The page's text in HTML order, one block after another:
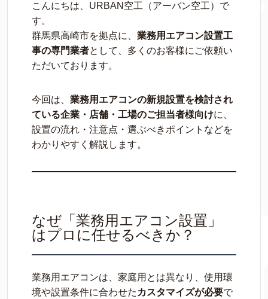
こんにちは、URBAN空工（アーバン空工）で
す。
群馬県高崎市を拠点に、 業務用エアコン設置工
事の専門業者として、多くのお客様にご依頼い
ただいております。
今回は、 業務用エアコンの新規設置を検討され
ている企業・店舗・工場のご担当者様向けに、
設置の流れ・注意点・選ぶべきポイントなどを
わかりやすく解説します。
なぜ「業務用エアコン設置」
はプロに任せるべきか？
業務用エアコンは、家庭用とは異なり、使用環
境や設置条件に合わせた カスタマイズが必要で